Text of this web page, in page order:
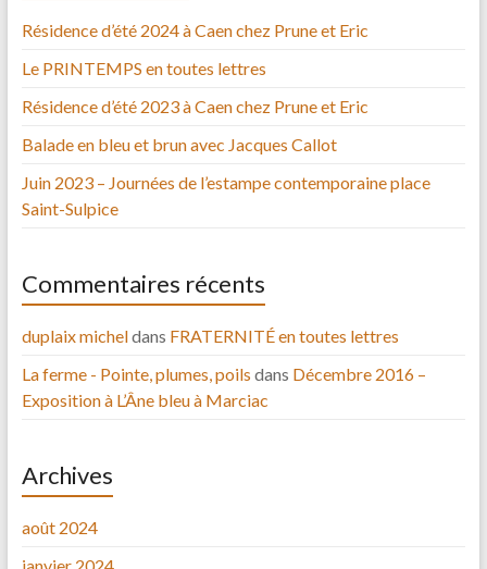
Résidence d’été 2024 à Caen chez Prune et Eric
Le PRINTEMPS en toutes lettres
Résidence d’été 2023 à Caen chez Prune et Eric
Balade en bleu et brun avec Jacques Callot
Juin 2023 – Journées de l’estampe contemporaine place
Saint-Sulpice
Commentaires récents
duplaix micheldans FRATERNITÉ en toutes lettres
La ferme - Pointe, plumes, poils dans Décembre 2016 –
Exposition à L’Âne bleu à Marciac
Archives
août 2024